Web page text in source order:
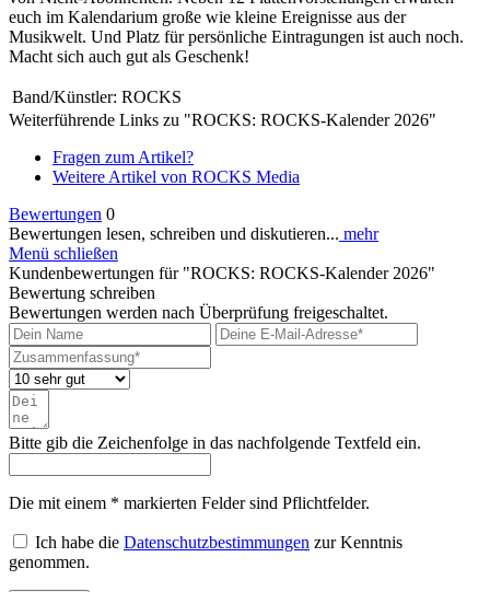
euch im Kalendarium große wie kleine Ereignisse aus der
Musikwelt. Und Platz für persönliche Eintragungen ist auch noch.
Macht sich auch gut als Geschenk!
Band/Künstler: ROCKS
Weiterführende Links zu "ROCKS: ROCKS-Kalender 2026"
Fragen zum Artikel?
Weitere Artikel von ROCKS Media
Bewertungen 0
Bewertungen lesen, schreiben und diskutieren... mehr
Menü schließen
Kundenbewertungen für "ROCKS: ROCKS-Kalender 2026"
Bewertung schreiben
Bewertungen werden nach Überprüfung freigeschaltet.
Bitte gib die Zeichenfolge in das nachfolgende Textfeld ein.
Die mit einem * markierten Felder sind Pflichtfelder.
Ich habe die Datenschutzbestimmungen zur Kenntnis
genommen.